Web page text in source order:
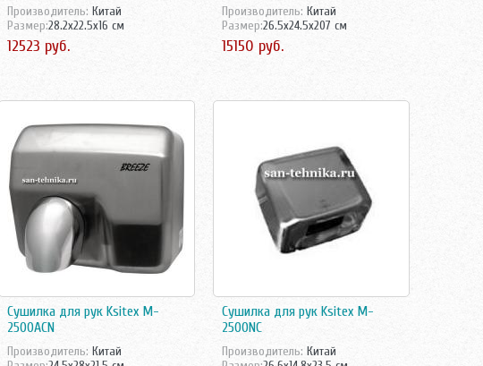
Производитель: Китай
Размер:28.2x22.5x16 см
12523 руб.
Производитель: Китай
Размер:26.5x24.5x207 см
15150 руб.
Сушилка для рук Ksitex M-
2500ACN
Производитель: Китай
Сушилка для рук Ksitex M-
2500NC
Производитель: Китай